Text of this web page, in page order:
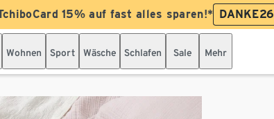
15% auf fast alles sparen!* DANKE26
Wohnen Sport Wäsche Schlafen Sale Mehr